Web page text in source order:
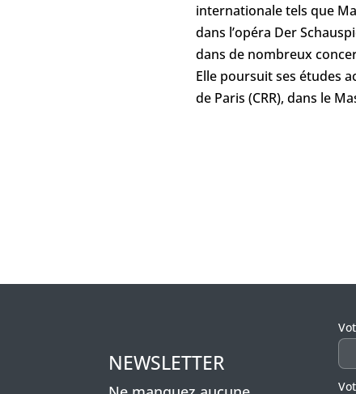
internationale tels que
dans l’opéra Der
dans de nombreux
Elle poursuit ses études
de Paris (CRR), dans le
NEWSLETTER